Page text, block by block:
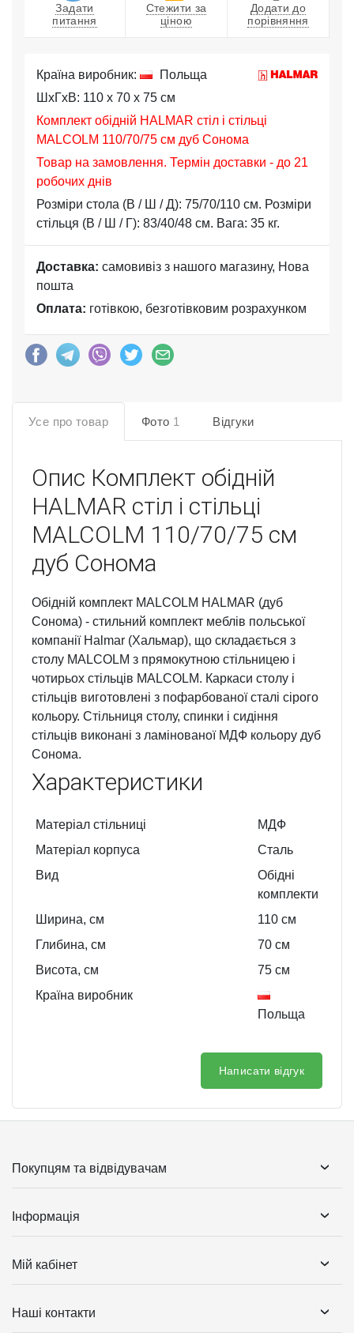
Задати
питання
Стежити за
ціною
Додати до
порівняння
Країна виробник:
Польща
ШхГхВ: 110 x 70 x 75 см
Комплект обідній HALMAR стіл і стільці
MALCOLM 110/70/75 см дуб Сонома
Товар на замовлення. Термін доставки - до 21
робочих днів
Розміри стола (В / Ш / Д): 75/70/110 см. Розміри
стільця (В / Ш / Г): 83/40/48 см. Вага: 35 кг.
Доставка: самовивіз з нашого магазину, Нова
пошта
Оплата: готівкою, безготівковим розрахунком
Усе про товар Фото 1 Відгуки
Опис Комплект обідній
HALMAR стіл і стільці
MALCOLM 110/70/75 см
дуб Сонома
Обідній комплект MALCOLM HALMAR (дуб
Сонома) - стильний комплект меблів польської
компанії Halmar (Хальмар), що складається з
столу MALCOLM з прямокутною стільницею і
чотирьох стільців MALCOLM. Каркаси столу і
стільців виготовлені з пофарбованої сталі сірого
кольору. Стільниця столу, спинки і сидіння
стільців виконані з ламінованої МДФ кольору дуб
Сонома.
Характеристики
Матеріал стільниці
МДФ
Матеріал корпуса
Сталь
Вид
Обідні
комплекти
Ширина, см
110 см
Глибина, см
70 см
Висота, см
75 см
Країна виробник
Польща
Написати відгук
Покупцям та відвідувачам
Інформація
Мій кабінет
Наші контакти